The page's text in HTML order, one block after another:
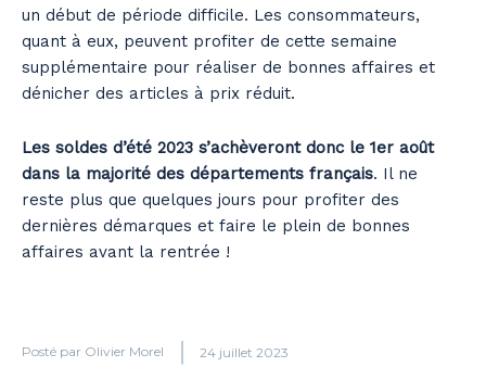
un début de période difficile. Les consommateurs,
quant à eux, peuvent profiter de cette semaine
supplémentaire pour réaliser de bonnes affaires et
dénicher des articles à prix réduit.
Les soldes d’été 2023 s’achèveront donc le 1er août
dans la majorité des départements français. Il ne
reste plus que quelques jours pour profiter des
dernières démarques et faire le plein de bonnes
affaires avant la rentrée !
Posté par Olivier Morel 24 juillet 2023